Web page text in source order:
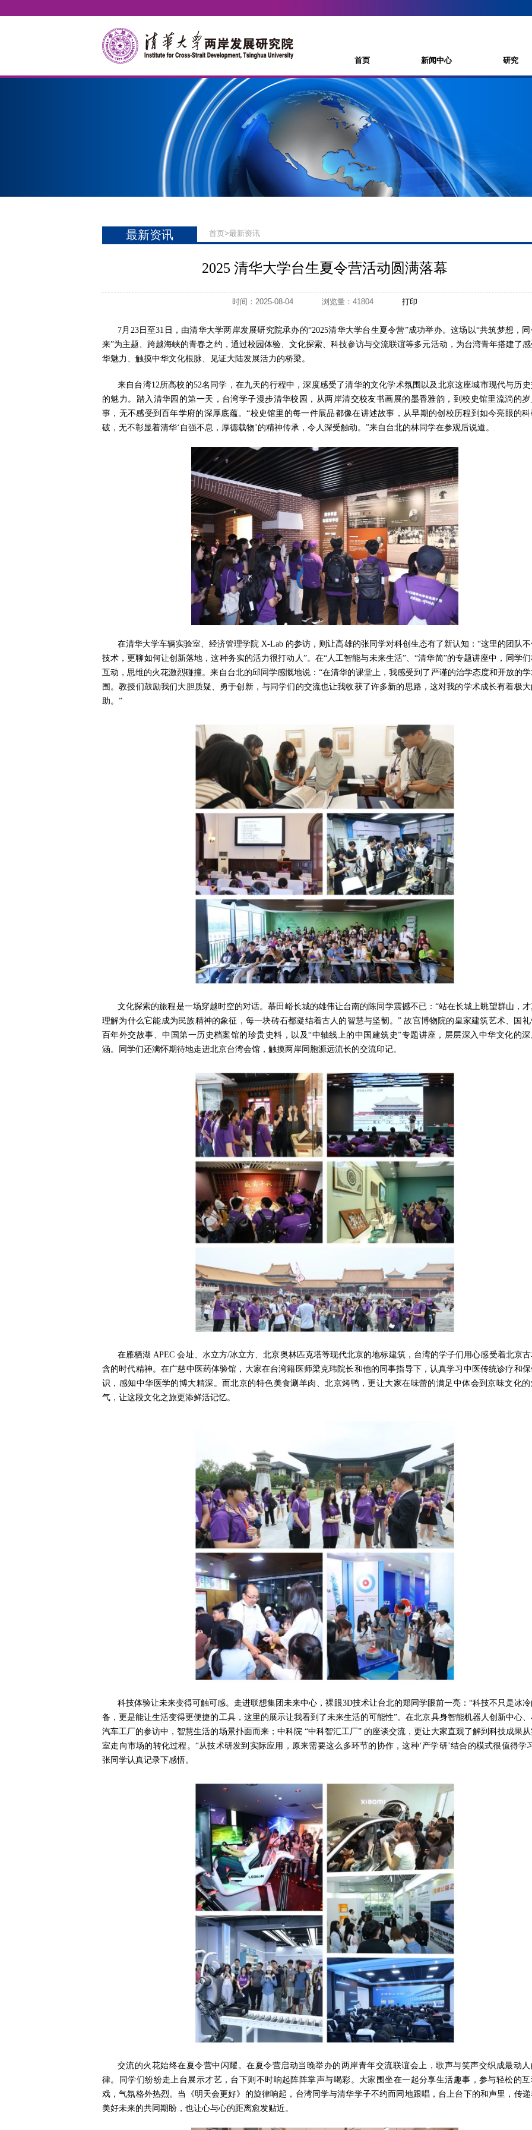
首页 新闻中心 研究
最新资讯 首页>最新资讯
2025 清华大学台生夏令营活动圆满落幕
时间：2025-08-04 浏览量：41804 打印
7月23日至31日，由清华大学两岸发展研究院承办的“2025清华大学台生夏令营”成功举办。这场以“共筑梦想，
来”为主题、跨越海峡的青春之约，通过校园体验、文化探索、科技参访与交流联谊等多元活动，为台湾青年搭建了
华魅力、触摸中华文化根脉、见证大陆发展活力的桥梁。
来自台湾12所高校的52名同学，在九天的行程中，深度感受了清华的文化学术氛围以及北京这座城市现代与历史
的魅力。踏入清华园的第一天，台湾学子漫步清华校园，从两岸清交校友书画展的墨香雅韵，到校史馆里流淌的岁
事，无不感受到百年学府的深厚底蕴。“校史馆里的每一件展品都像在讲述故事，从早期的创校历程到如今亮眼的
破，无不彰显着清华‘自强不息，厚德载物’的精神传承，令人深受触动。”来自台北的林同学在参观后说道。
在清华大学车辆实验室、经济管理学院 X-Lab 的参访，则让高雄的张同学对科创生态有了新认知：“这里的团队不
技术，更聊如何让创新落地，这种务实的活力很打动人”。在“人工智能与未来生活”、“清华简”的专题讲座中，同学们
互动，思维的火花激烈碰撞。来自台北的邱同学感慨地说：“在清华的课堂上，我感受到了严谨的治学态度和开放的
围。教授们鼓励我们大胆质疑、勇于创新，与同学们的交流也让我收获了许多新的思路，这对我的学术成长有着极
助。”
文化探索的旅程是一场穿越时空的对话。慕田峪长城的雄伟让台南的陈同学震撼不已：“站在长城上眺望群山，才
理解为什么它能成为民族精神的象征，每一块砖石都凝结着古人的智慧与坚韧。” 故宫博物院的皇家建筑艺术、国礼
百年外交故事、中国第一历史档案馆的珍贵史料，以及“中轴线上的中国建筑史”专题讲座，层层深入中华文化的深
涵。同学们还满怀期待地走进北京台湾会馆，触摸两岸同胞源远流长的交流印记。
在雁栖湖 APEC 会址、水立方/冰立方、北京奥林匹克塔等现代北京的地标建筑，台湾的学子们用心感受着北京
含的时代精神。在广慈中医药体验馆，大家在台湾籍医师梁克玮院长和他的同事指导下，认真学习中医传统诊疗和保
识，感知中华医学的博大精深。而北京的特色美食涮羊肉、北京烤鸭，更让大家在味蕾的满足中体会到京味文化的
气，让这段文化之旅更添鲜活记忆。
科技体验让未来变得可触可感。走进联想集团未来中心，裸眼3D技术让台北的郑同学眼前一亮：“科技不只是冰
备，更是能让生活变得更便捷的工具，这里的展示让我看到了未来生活的可能性”。在北京具身智能机器人创新中心
汽车工厂的参访中，智慧生活的场景扑面而来；中科院 “中科智汇工厂” 的座谈交流，更让大家直观了解到科技成果
室走向市场的转化过程。“从技术研发到实际应用，原来需要这么多环节的协作，这种‘产学研’结合的模式很值得学
张同学认真记录下感悟。
交流的火花始终在夏令营中闪耀。在夏令营启动当晚举办的两岸青年交流联谊会上，歌声与笑声交织成最动人
律。同学们纷纷走上台展示才艺，台下则不时响起阵阵掌声与喝彩。大家围坐在一起分享生活趣事，参与轻松的互
戏，气氛格外热烈。当《明天会更好》的旋律响起，台湾同学与清华学子不约而同地跟唱，台上台下的和声里，传
美好未来的共同期盼，也让心与心的距离愈发贴近。